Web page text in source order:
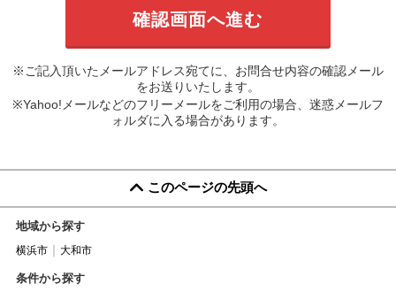
※ご記入頂いたメールアドレス宛てに、お問合せ内容の確認メール
をお送りいたします。
※Yahoo!メールなどのフリーメールをご利用の場合、迷惑メールフ
ォルダに入る場合があります。
このページの先頭へ
地域から探す
横浜市 大和市
条件から探す